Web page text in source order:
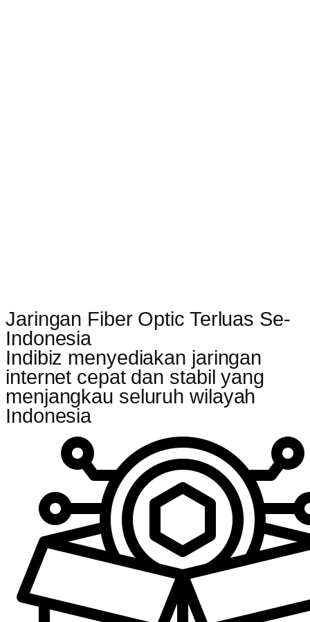
Jaringan Fiber Optic Terluas Se-
Indonesia
Indibiz menyediakan jaringan
internet cepat dan stabil yang
menjangkau seluruh wilayah
Indonesia